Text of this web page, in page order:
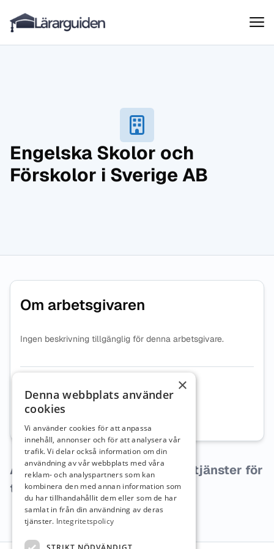
Hoppa till innehåll
Lärarguiden
Engelska Skolor och
Förskolor i Sverige AB
Om arbetsgivaren
Ingen beskrivning tillgänglig för denna arbetsgivare.
5565699302
Webbplats
Arbetsgivaren har inga lediga tjänster för
tillfället.
×
Denna webbplats använder
cookies
Vi använder cookies för att anpassa
innehåll, annonser och för att analysera vår
trafik. Vi delar också information om din
användning av vår webbplats med våra
reklam- och analyspartners som kan
kombinera den med annan information som
du har tillhandahållit dem eller som de har
samlat in från din användning av deras
tjänster. Integritetspolicy